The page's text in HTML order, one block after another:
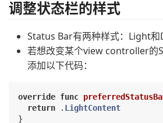
调整状态栏的样式
Status Bar有两种样式：Light和
若想改变某个view controller的
添加以下代码：
override func
return . LightContent